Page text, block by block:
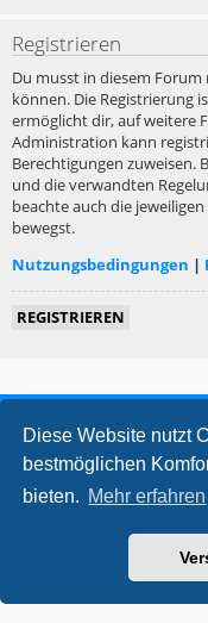
Diese Website nutzt
bestmöglichen
bieten. Mehr erfahren
Registrieren
Du musst in diesem
können. Die Registrierung
ermöglicht dir, auf weitere
Administration kann
Berechtigungen zuweisen.
und die verwandten
beachte auch die
bewegst.
Nutzungsbedingungen |
REGISTRIEREN
metrolike style by Eric
Powered by